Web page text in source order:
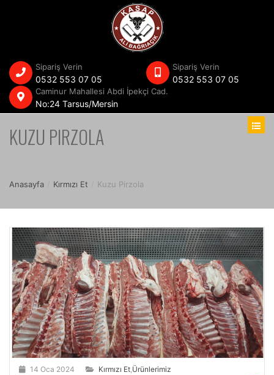
Sipariş Verin
0532 553 07 05
Sipariş Verin
0532 553 07 05
Caminur Mahallesi Abdi İpekçi Cad.
No:24 Tarsus/Mersin
KUZU PIRZOLA
Anasayfa Kırmızı Et Kuzu Pirzola
14 Oca 2024 Kırmızı Et,Ürünlerimiz